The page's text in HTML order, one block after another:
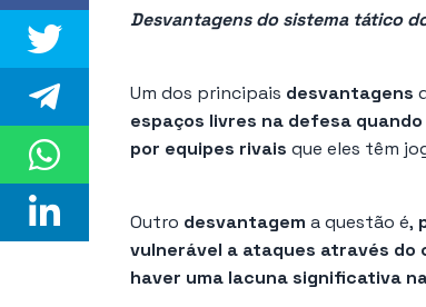
Desvantagens do sistema tático
Um dos principais desvantagens
espaços livres na defesa
por equipes rivais que eles têm
Outro desvantagem a questão é,
vulnerável a ataques através do
haver uma lacuna significativa